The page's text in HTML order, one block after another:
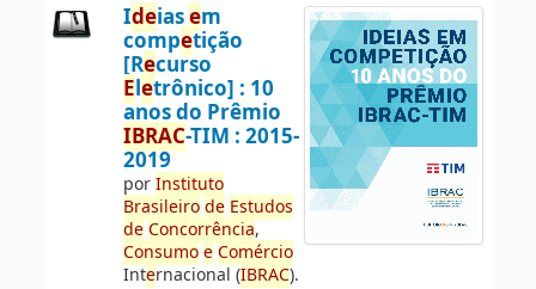
Ideiasem
competição
[Recurso
Eletrônico] : 10
anos do Prêmio
IBRAC-TIM : 2015-
2019
porInstituto
Brasileiro de Estudos
de Concorrência,
Consumo e Comércio
Internacional (IBRAC).